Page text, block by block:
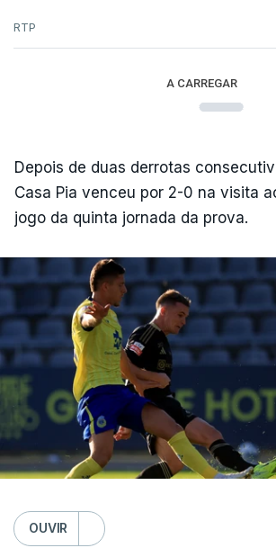
RTP
A CARREGAR
Depois de duas derrotas
Casa Pia venceu por 2-0 na visita
jogo da quinta jornada da prova.
OUVIR